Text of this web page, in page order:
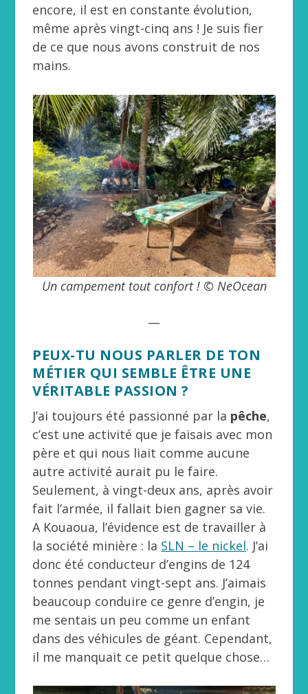
encore, il est en constante évolution,
même après vingt-cinq ans ! Je suis fier
de ce que nous avons construit de nos
mains.
Un campement tout confort ! © NeOcean
PEUX-TU NOUS PARLER DE TON
MÉTIER QUI SEMBLE ÊTRE UNE
VÉRITABLE PASSION ?
J’ai toujours été passionné par la pêche,
c’est une activité que je faisais avec mon
père et qui nous liait comme aucune
autre activité aurait pu le faire.
Seulement, à vingt-deux ans, après avoir
fait l’armée, il fallait bien gagner sa vie.
A Kouaoua, l’évidence est de travailler à
la société minière : la SLN – le nickel. J’ai
donc été conducteur d’engins de 124
tonnes pendant vingt-sept ans. J’aimais
beaucoup conduire ce genre d’engin, je
me sentais un peu comme un enfant
dans des véhicules de géant. Cependant,
il me manquait ce petit quelque chose…